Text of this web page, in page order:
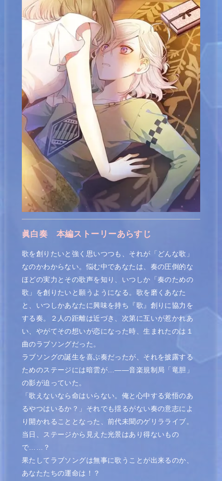
眞白奏 本編ストーリーあらすじ
歌を創りたいと強く思いつつも、それが「どんな歌」
なのかわからない。悩む中であなたは、奏の圧倒的な
ほどの実力とその歌声を知り、いつしか「奏のための
歌」を創りたいと願うようになる。歌を磨くあなた
と、いつしかあなたに興味を持ち『歌』創りに協力を
する奏。２人の距離は近づき、次第に互いが惹かれあ
い、やがてその想いが恋になった時、生まれたのは１
曲のラブソングだった。
ラブソングの誕生を喜ぶ奏だったが、それを披露する
ためのステージには暗雲が…――音楽規制局「竜胆」
の影が迫っていた。
「歌えないなら命はいらない。俺と心中する覚悟のあ
るやつはいるか？」それでも揺るがない奏の意志によ
り開かれることとなった、前代未聞のゲリラライブ。
当日、ステージから見えた光景はあり得ないもの
で……？
果たしてラブソングは無事に歌うことが出来るのか、
あなたたちの運命は！？